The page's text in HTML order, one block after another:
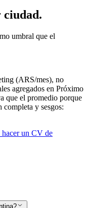
ciudad.
umbral que el
(ARS/mes), no
agregados en Próximo
que el promedio porque
y sesgos:
hacer un CV de